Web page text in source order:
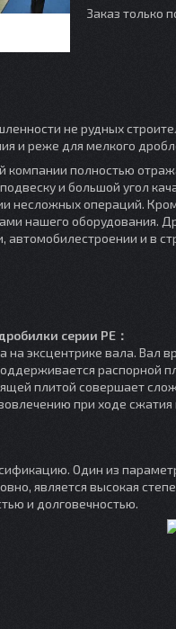
Заказ только
не рудных
и реже для мелкого
компании полностью
и большой угол
несложных операций.
нашего оборудования.
и в
серии PE：
эксцентрике вала. Вал
распорной
плитой совершает
при ходе сжатия
Один из
является высокая
и долговечностью.